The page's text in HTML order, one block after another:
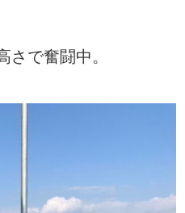
さで奮闘中。